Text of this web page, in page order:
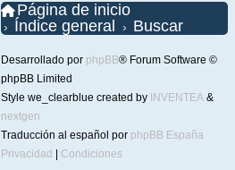
Página de inicio
Índice general
Buscar
Desarrollado por phpBB® Forum Software ©
phpBB Limited
Style we_clearblue created by INVENTEA &
nextgen
Traducción al español por phpBB España
Privacidad
Condiciones